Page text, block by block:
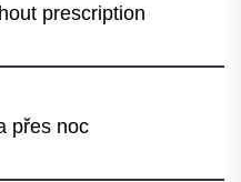
prescription
přes noc